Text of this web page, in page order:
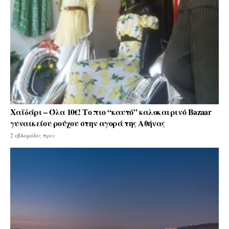
Χαϊδάρι – Όλα 10€! Το πιο “καυτό” καλοκαιρινό Bazaar
γυναικείου ρούχου στην αγορά της Αθήνας
2 εβδομάδες πριν